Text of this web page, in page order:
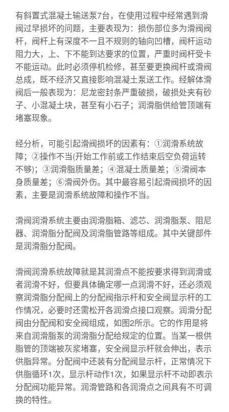
有斜置式混凝土输送泵7台，在使用过程中经常遇到滑
阀过早损坏的问题，主要表现为：损伤部位多为滑阀阀
杆，阀杆上有深度不一且不规则的轴向凹槽，阀杆运动
阻力大，上、下不能到达要求的位置，严重时阀杆受卡
不能运动。此时必须停机检修，甚至要更换阀杆或滑阀
总成，既不经济又直接影响混凝土泵送工作。经解体滑
阀后一般表现为：尼龙密封条严重破损，破损处夹有砂
子、小混凝土块，甚至有小石子；润滑脂供给管顶端有
堵塞现象。
经分析，可能引起滑阀损坏的因素有：①润滑系统故
障；②操作不当(开始工作前或工作结束后空负荷运转
不够)；③润滑脂质量差；④混凝土质量差；⑤滑阀本
身质量差；⑥滑阀外伤。其中最容易引起滑阀损坏的因
素，主要是润滑系统故障和操作不当。
滑阀润滑系统主要由润滑脂箱、滤芯、润滑脂泵、阻尼
器、润滑脂分配阀及润滑脂管路等组成。其中关键部件
是润滑脂分配阀。
滑阀润滑系统故障就是其润滑点不能按要求得到润滑或
者润滑不好，但要具体确定哪一点润滑不好，还必须观
察润滑脂分配阀上的分配阀指示杆和安全阀显示杆的工
作情况，必要时还需松开各润滑点接口观察。润滑分配
阀由分配阀和安全阀组成，如图2所示。它的作用是将
来自润滑脂泵的润滑脂分配给规定的位置。当某一根供
脂管的顶端被灰浆堵塞，安全阀显示杆就会伸出，表示
供脂异常。分配阀中还装有分配阀显示杆，正常情况下
供脂循环1次，显示杆动作1次，如果显示杆不动即表示
分配阀功能异常。润滑管路和各润滑点之间具有不可调
换的特性。